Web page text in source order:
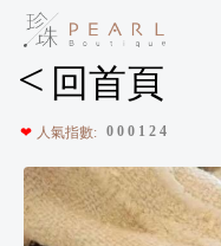
< 回首頁
❤ 人氣指數: 0 0 0 1 2 4